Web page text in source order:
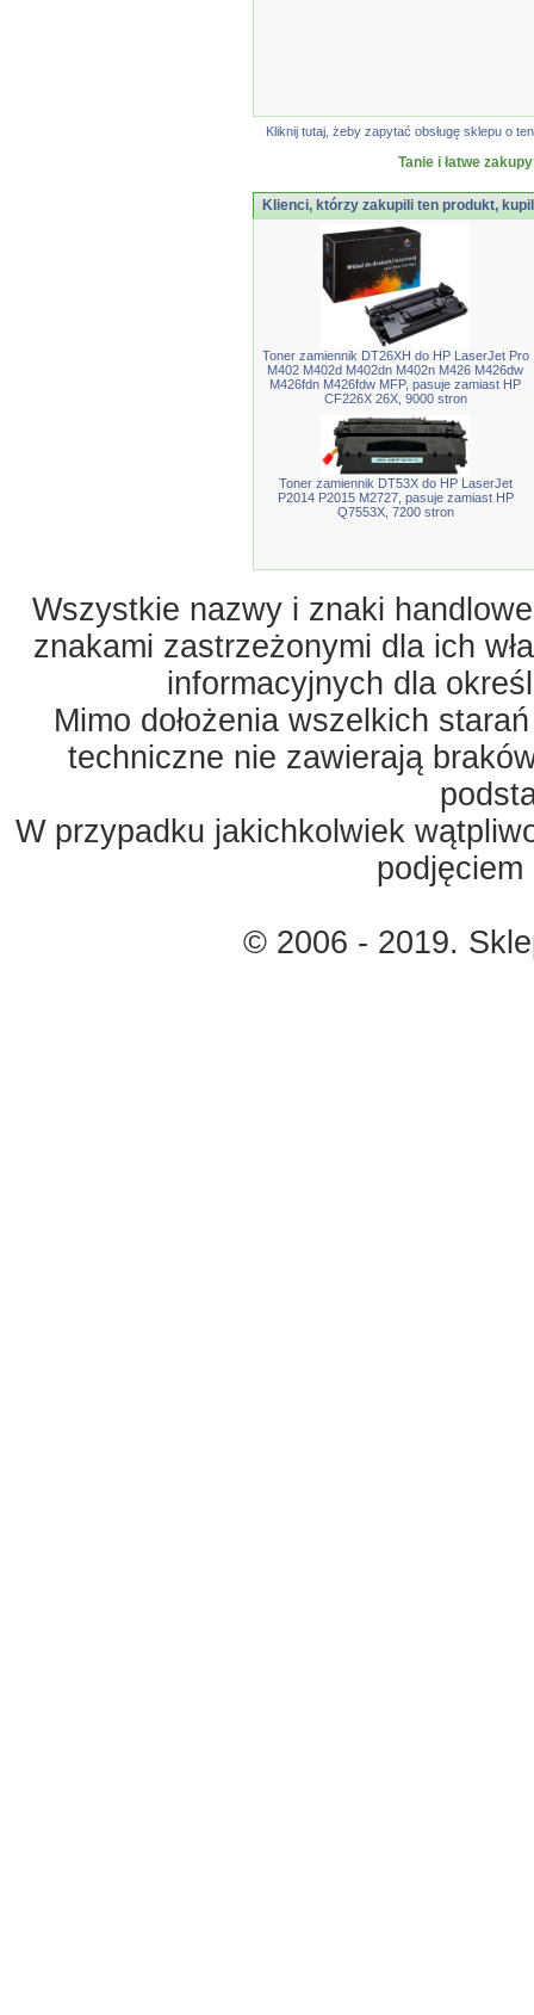
Kliknij tutaj, żeby zapytać obsługę sklepu o
Tanie i łatwe
Klienci, którzy zakupili ten produkt,
Toner zamiennik DT26XH do HP LaserJet Pro
M402 M402d M402dn M402n M426 M426dw
M426fdn M426fdw MFP, pasuje zamiast HP
CF226X 26X, 9000 stron
Toner zamiennik DT53X do HP LaserJet
P2014 P2015 M2727, pasuje zamiast HP
Q7553X, 7200 stron
Wszystkie nazwy i znaki
znakami zastrzeżonymi dla ich
informacyjnych dla
Mimo dołożenia wszelkich
techniczne nie zawierają
W przypadku jakichkolwiek
© 2006 - 2019.